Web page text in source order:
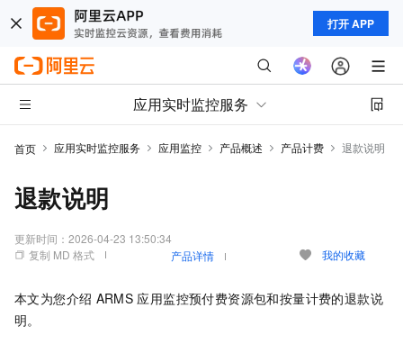
打开 APP
应用实时监控服务
首页 应用实时监控服务 应用监控 产品概述 产品计费 退款说明
退款说明
更新时间： 2026-04-23 13:50:34
复制 MD 格式
产品详情 我的收藏
本文为您介绍 ARMS 应用监控预付费资源包和按量计费的退款说
明。